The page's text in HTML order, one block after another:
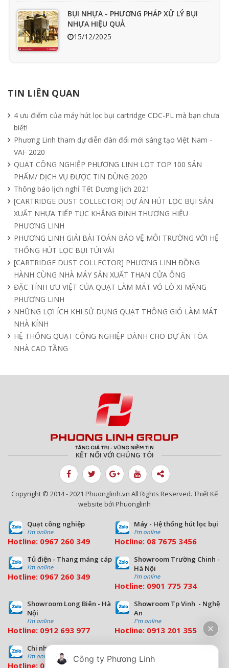
BỤI NHỰA - PHƯƠNG PHÁP XỬ LÝ BỤI
NHỰA HIỆU QUẢ
15/12/2025
15/04/2025
11/04/2025
Quạt nồi hơi công nghiệp và cách phân
loại theo mục đích sử dụng chuẩn nhất
04/04/2025
TIN LIÊN QUAN
4 ưu điểm của máy hút lọc bụi cartridge CDC-PL mà bạn chưa
biết!
Phương Linh tham dự diễn đàn đổi mới sáng tạo Việt Nam -
VAF 2020
QUẠT CÔNG NGHIỆP PHƯƠNG LINH LỌT TOP 100 SẢN
PHẨM/ DỊCH VỤ ĐƯỢC TIN DÙNG 2020
Thông báo lịch nghỉ Tết Dương lịch 2021
[CARTRIDGE DUST COLLECTOR] DỰ ÁN HÚT LỌC BỤI SẢN
XUẤT NHỰA TIẾP TỤC KHẲNG ĐỊNH THƯƠNG HIỆU
PHƯƠNG LINH
PHƯƠNG LINH GIẢI BÀI TOÁN BẢO VỆ MÔI TRƯỜNG VỚI HỆ
THỐNG HÚT LỌC BỤI TÚI VẢI
[CARTRIDGE DUST COLLECTOR] PHƯƠNG LINH ĐỒNG
HÀNH CÙNG NHÀ MÁY SẢN XUẤT THAN CỬA ÔNG
ĐẶC TÍNH ƯU VIỆT CỦA QUẠT LÀM MÁT VỎ LÒ XI MĂNG
PHƯƠNG LINH
NHỮNG LỢI ÍCH KHI SỬ DỤNG QUẠT THÔNG GIÓ LÀM MÁT
NHÀ KÍNH
HỆ THỐNG QUẠT CÔNG NGHIỆP DÀNH CHO DỰ ÁN TÒA
NHÀ CAO TẦNG
KẾT NỐI VỚI CHÚNG TÔI
Copyright © 2014 - 2021 Phuonglinh.vn All Rights Reserved. Thiết Kế
website bởi Phuonglinh
Quạt công nghiệp
I'm online
Hotline: 0967 260 349
Máy - Hệ thống hút lọc bụi
I'm online
Hotline: 08 7675 3456
Tủ điện - Thang máng cáp
I'm online
Hotline: 0967 260 349
Showroom Trường Chinh -
Hà Nội
I'm online
Hotline: 0901 775 734
Showroom Long Biên - Hà
Nội
I'm online
Hotline: 0912 693 977
Showroom Tp Vinh - Nghệ
An
I''m online
Hotline: 0913 201 355
Chi nhánh Đà Nẵng
I'm online
Hotline: 0963 544 563
Chi nhánh Hồ Chí Minh
I'm online
Hotline:
Công ty Phương Linh